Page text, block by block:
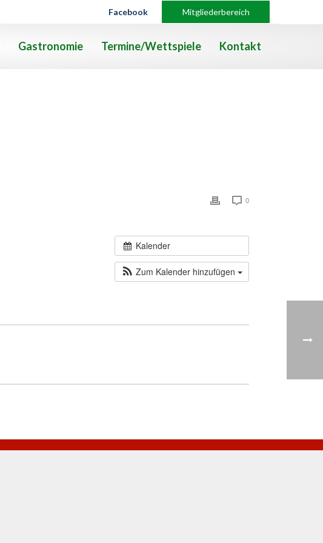
Facebook Mitgliederbereich
Gastronomie Termine/Wettspiele Kontakt
0
Kalender
Zum Kalender hinzufügen